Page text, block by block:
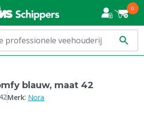
0
blauw, maat 42
Merk: Nora